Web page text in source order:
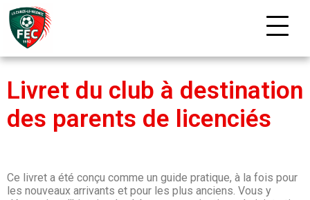
Livret du club à destination
des parents de licenciés
Ce livret a été conçu comme un guide pratique, à la fois pour
les nouveaux arrivants et pour les plus anciens. Vous y